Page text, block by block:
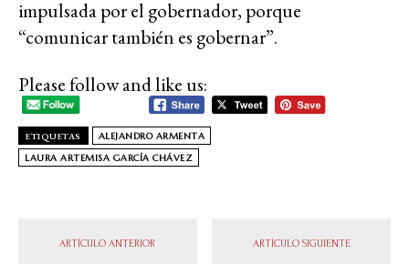
impulsada por el gobernador, porque
“comunicar también es gobernar”.
Please follow and like us:
ETIQUETAS
ALEJANDRO ARMENTA
LAURA ARTEMISA GARCÍA CHÁVEZ
ARTÍCULO ANTERIOR ARTÍCULO SIGUIENTE